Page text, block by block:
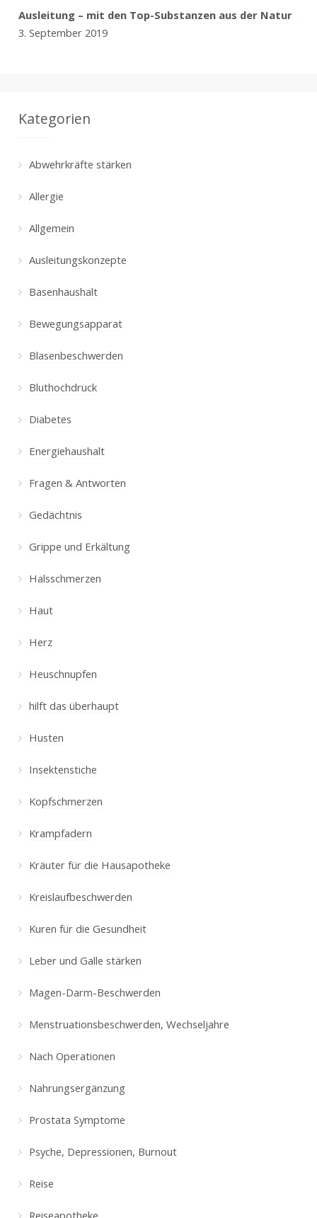
Ausleitung – mit den Top-Substanzen aus der Natur
3. September 2019
Kategorien
Abwehrkräfte stärken
Allergie
Allgemein
Ausleitungskonzepte
Basenhaushalt
Bewegungsapparat
Blasenbeschwerden
Bluthochdruck
Diabetes
Energiehaushalt
Fragen & Antworten
Gedächtnis
Grippe und Erkältung
Halsschmerzen
Haut
Herz
Heuschnupfen
hilft das überhaupt
Husten
Insektenstiche
Kopfschmerzen
Krampfadern
Kräuter für die Hausapotheke
Kreislaufbeschwerden
Kuren für die Gesundheit
Leber und Galle stärken
Magen-Darm-Beschwerden
Menstruationsbeschwerden, Wechseljahre
Nach Operationen
Nahrungsergänzung
Prostata Symptome
Psyche, Depressionen, Burnout
Reise
Reiseapotheke